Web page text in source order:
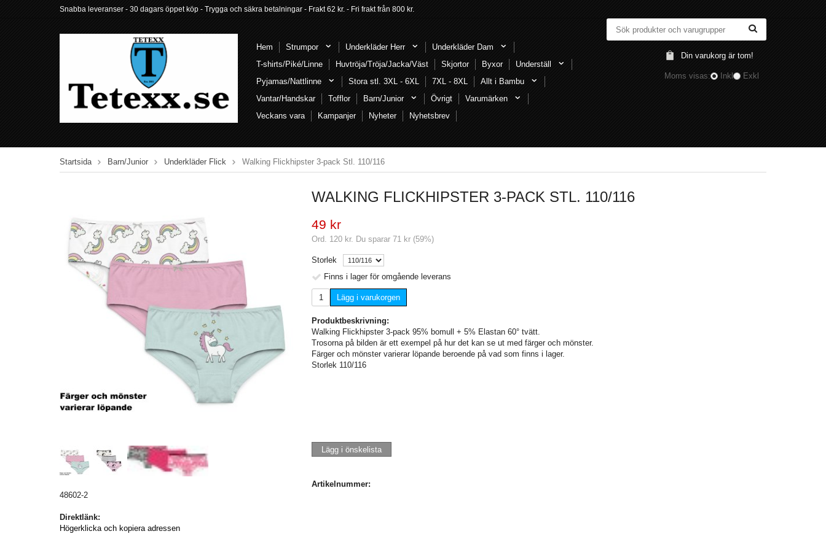
Snabba leveranser - 30 dagars öppet köp - Trygga och säkra betalningar - Frakt 62 kr. - Fri frakt från 800 kr.
Hem Strumpor Underkläder Herr
Underkläder Dam
T-shirts/Piké/Linne
Huvtröja/Tröja/Jacka/Väst Skjortor Byxor
Underställ
Pyjamas/Nattlinne
Stora stl. 3XL - 6XL 7XL - 8XL
Allt i Bambu
Vantar/Handskar
Tofflor Barn/Junior Övrigt
Varumärken
Veckans vara
Kampanjer Nyheter Nyhetsbrev
Din varukorg är tom!
Moms visas: Inkl Exkl
Startsida Barn/Junior Underkläder Flick Walking Flickhipster 3-pack Stl. 110/116
WALKING FLICKHIPSTER 3-PACK STL. 110/116
49 kr
Ord. 120 kr. Du sparar 71 kr (59%)
Storlek
Finns i lager för omgående leverans
Lägg i varukorgen
Produktbeskrivning:
Walking Flickhipster 3-pack 95% bomull + 5% Elastan 60° tvätt.
Trosorna på bilden är ett exempel på hur det kan se ut med färger och mönster.
Färger och mönster varierar löpande beroende på vad som finns i lager.
Storlek 110/116
Lägg i önskelista
Artikelnummer:
48602-2
Direktlänk:
Högerklicka och kopiera adressen